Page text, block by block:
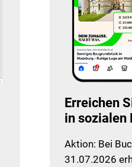
Erreichen
in sozialen
Aktion: Bei
31.07.2026